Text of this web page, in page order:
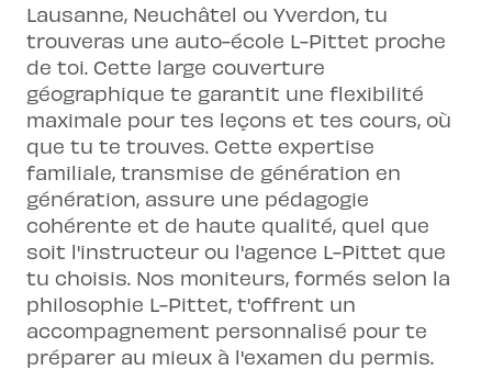
Lausanne, Neuchâtel ou Yverdon, tu
trouveras une auto-école L-Pittet proche
de toi. Cette large couverture
géographique te garantit une flexibilité
maximale pour tes leçons et tes cours, où
que tu te trouves. Cette expertise
familiale, transmise de génération en
génération, assure une pédagogie
cohérente et de haute qualité, quel que
soit l'instructeur ou l'agence L-Pittet que
tu choisis. Nos moniteurs, formés selon la
philosophie L-Pittet, t'offrent un
accompagnement personnalisé pour te
préparer au mieux à l'examen du permis.